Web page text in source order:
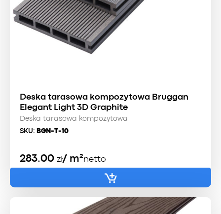
Deska tarasowa kompozytowa Bruggan
Elegant Light 3D Graphite
Deska tarasowa kompozytowa
SKU: BGN-T-10
283.00 zł/ m²netto